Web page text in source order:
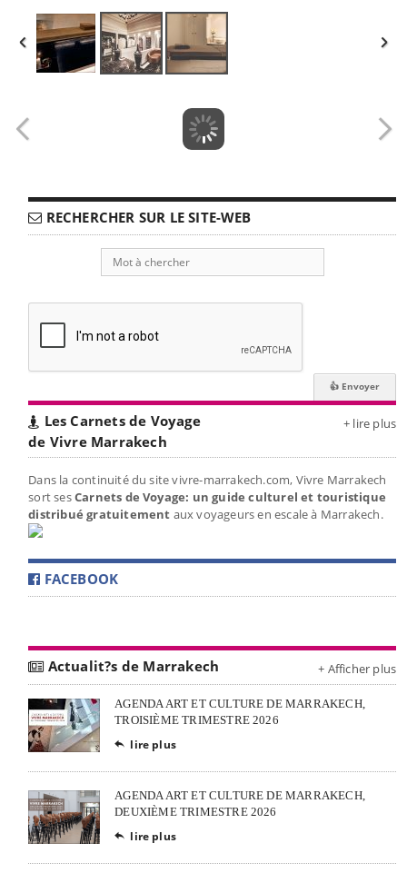
RECHERCHER SUR LE SITE-WEB
Les Carnets de Voyage
de Vivre Marrakech
+ lire plus
Dans la continuité du site vivre-marrakech.com, Vivre Marrakech
sort sesCarnets de Voyage: un guide culturel et touristique
distribué gratuitement aux voyageurs en escale à Marrakech.
FACEBOOK
Actualit?s de Marrakech + Afficher plus
AGENDA ART ET CULTURE DE MARRAKECH,
TROISIÈME TRIMESTRE 2026
 lire plus
AGENDA ART ET CULTURE DE MARRAKECH,
DEUXIÈME TRIMESTRE 2026
 lire plus